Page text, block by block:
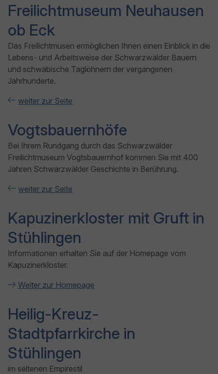
Freilichtmuseum Neuhausen
ob Eck
Das Freilichtmusen ermöglichen Ihnen einen Einblick in die
Lebens- und Arbeitsweise der Schwarzwälder Bauern
und schwäbische Taglöhnern der vergangenen
Jahrhunderte.
weiter zur Seite
Vogtsbauernhöfe
Bei Ihrem Rundgang durch das Schwarzwälder
Freilichtmuseum Vogtsbauernhof kommen Sie mit 400
Jahren Schwarzwälder Geschichte in Berührung.
weiter zur Seite
Kapuzinerkloster mit Gruft in
Stühlingen
Informationen erhalten Sie auf der Homepage vom
Kapuzinerkloster.
Weiter zur Homepage
Heilig-Kreuz-
Stadtpfarrkirche in
Stühlingen
im seltenen Empirestil